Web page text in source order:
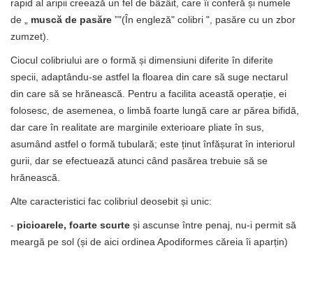
rapid al aripii creează un fel de bâzâit, care îi conferă și numele
de „ muscă de pasăre ”"(În engleză" colibri ", pasăre cu un zbor
zumzet).
Ciocul colibriului are o formă și dimensiuni diferite în diferite
specii, adaptându-se astfel la floarea din care să suge nectarul
din care să se hrănească. Pentru a facilita această operație, ei
folosesc, de asemenea, o limbă foarte lungă care ar părea bifidă,
dar care în realitate are marginile exterioare pliate în sus,
asumând astfel o formă tubulară; este ținut înfășurat în interiorul
gurii, dar se efectuează atunci când pasărea trebuie să se
hrănească.
Alte caracteristici fac colibriul deosebit și unic:
- picioarele, foarte scurte și ascunse între penaj, nu-i permit să
meargă pe sol (și de aici ordinea Apodiformes căreia îi aparțin)